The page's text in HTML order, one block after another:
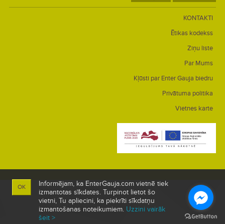
KONTAKTI
Ētikas kodekss
Ziņu liste
Par Mums
Kļūsti par Enter Gauja biedru
Privātuma politika
Vietnes karte
OK
Informējam, ka EnterGauja.com vietnē tiek
izmantotas sīkdates. Turpinot lietot šo
vietni, Tu apliecini, ka piekrīti sīkdatņu
izmantošanas noteikumiem. Uzzini vairāk
šeit >